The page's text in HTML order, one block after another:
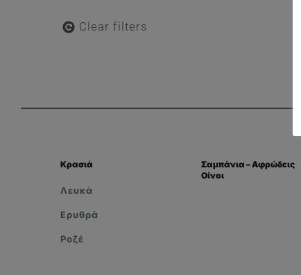
Clear filters
Κρασιά
Λευκά
Ερυθρά
Ροζέ
Σαμπάνια – Αφρώδεις
Οίνοι